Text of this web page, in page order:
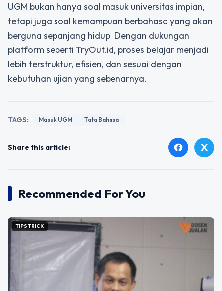
UGM bukan hanya soal masuk universitas impian,
tetapi juga soal kemampuan berbahasa yang akan
berguna sepanjang hidup. Dengan dukungan
platform seperti TryOut.id, proses belajar menjadi
lebih terstruktur, efisien, dan sesuai dengan
kebutuhan ujian yang sebenarnya.
TAGS: Masuk UGM Tata Bahasa
Share this article: facebook X
Recommended For You
TIPS TRICK